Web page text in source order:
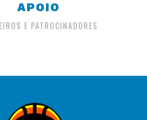
APOIO
E PATROCINADORES